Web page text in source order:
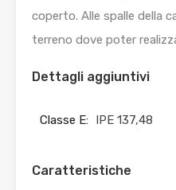
coperto. Alle spalle della
terreno dove poter
Dettagli aggiuntivi
Classe E: IPE 137,48
Caratteristiche